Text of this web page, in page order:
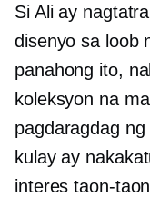
Si Ali ay
disenyo sa loob
panahong ito,
koleksyon na
pagdaragdag
kulay ay
interes taon-